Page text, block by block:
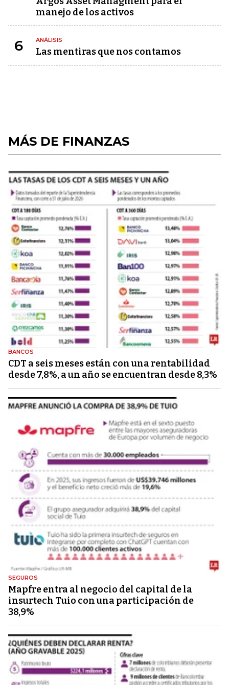
manejo de los activos
6 ANÁLISIS
Las mentiras que nos contamos
MÁS DE FINANZAS
BANCOS
CDT a seis meses están con una rentabilidad
desde 7,8%, a un año se encuentran desde 8,3%
SEGUROS
Mapfre entra al negocio del capital de la
insurtech Tuio con una participación de
38,9%